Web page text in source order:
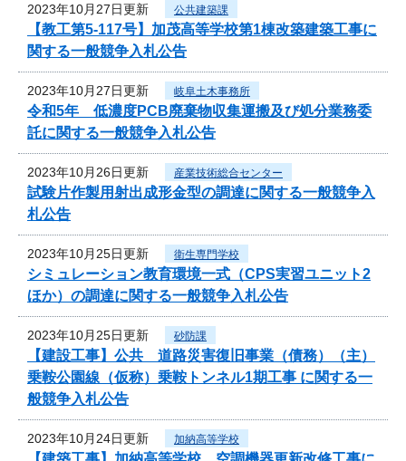
2023年10月27日更新 公共建築課
【教工第5-117号】加茂高等学校第1棟改築建築工事に
関する一般競争入札公告
2023年10月27日更新 岐阜土木事務所
令和5年 低濃度PCB廃棄物収集運搬及び処分業務委
託に関する一般競争入札公告
2023年10月26日更新 産業技術総合センター
試験片作製用射出成形金型の調達に関する一般競争入
札公告
2023年10月25日更新 衛生専門学校
シミュレーション教育環境一式（CPS実習ユニット2
ほか）の調達に関する一般競争入札公告
2023年10月25日更新 砂防課
【建設工事】公共 道路災害復旧事業（債務）（主）
乗鞍公園線（仮称）乗鞍トンネル1期工事 に関する一
般競争入札公告
2023年10月24日更新 加納高等学校